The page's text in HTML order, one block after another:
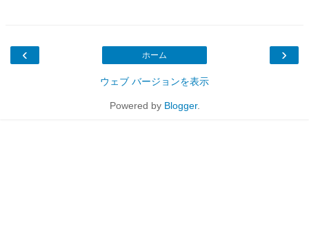
‹ ›
ホーム
ウェブ バージョンを表示
Powered by Blogger.